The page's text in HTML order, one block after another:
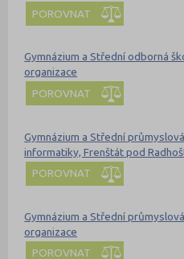
POROVNAT
Gymnázium a Střední odborná
organizace
POROVNAT
Gymnázium a Střední
informatiky, Frenštát pod
POROVNAT
Gymnázium a Střední
organizace
POROVNAT